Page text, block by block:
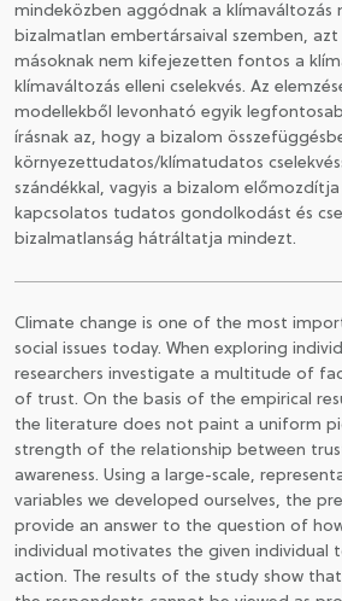
mindeközben aggódnak a klímaváltozás
bizalmatlan embertársaival szemben,
másoknak nem kifejezetten fontos a
klímaváltozás elleni cselekvés. Az
modellekből levonható egyik
írásnak az, hogy a bizalom
környezettudatos/klímatudatos
szándékkal, vagyis a bizalom
kapcsolatos tudatos gondolkodást és
bizalmatlanság hátráltatja mindezt.
Climate change is one of the most
social issues today. When exploring
researchers investigate a multitude of
of trust. On the basis of the empirical
the literature does not paint a uniform
strength of the relationship between
awareness. Using a large-scale,
variables we developed ourselves, the
provide an answer to the question of
individual motivates the given individual
action. The results of the study show